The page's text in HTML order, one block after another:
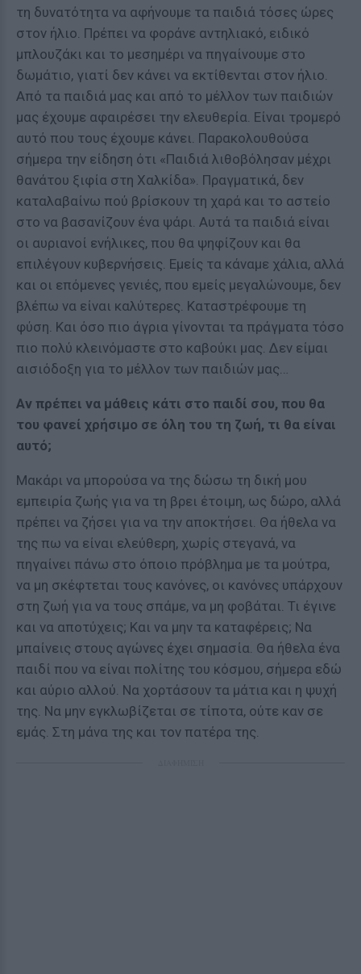
τη δυνατότητα να αφήνουμε τα παιδιά τόσες ώρες
στον ήλιο. Πρέπει να φοράνε αντηλιακό, ειδικό
μπλουζάκι και το μεσημέρι να πηγαίνουμε στο
δωμάτιο, γιατί δεν κάνει να εκτίθενται στον ήλιο.
Από τα παιδιά μας και από το μέλλον των παιδιών
μας έχουμε αφαιρέσει την ελευθερία. Είναι τρομερό
αυτό που τους έχουμε κάνει. Παρακολουθούσα
σήμερα την είδηση ότι «Παιδιά λιθοβόλησαν μέχρι
θανάτου ξιφία στη Χαλκίδα». Πραγματικά, δεν
καταλαβαίνω πού βρίσκουν τη χαρά και το αστείο
στο να βασανίζουν ένα ψάρι. Αυτά τα παιδιά είναι
οι αυριανοί ενήλικες, που θα ψηφίζουν και θα
επιλέγουν κυβερνήσεις. Εμείς τα κάναμε χάλια, αλλά
και οι επόμενες γενιές, που εμείς μεγαλώνουμε, δεν
βλέπω να είναι καλύτερες. Καταστρέφουμε τη
φύση. Και όσο πιο άγρια γίνονται τα πράγματα τόσο
πιο πολύ κλεινόμαστε στο καβούκι μας. Δεν είμαι
αισιόδοξη για το μέλλον των παιδιών μας…
Αν πρέπει να μάθεις κάτι στο παιδί σου, που θα
του φανεί χρήσιμο σε όλη του τη ζωή, τι θα είναι
αυτό;
Μακάρι να μπορούσα να της δώσω τη δική μου
εμπειρία ζωής για να τη βρει έτοιμη, ως δώρο, αλλά
πρέπει να ζήσει για να την αποκτήσει. Θα ήθελα να
της πω να είναι ελεύθερη, χωρίς στεγανά, να
πηγαίνει πάνω στο όποιο πρόβλημα με τα μούτρα,
να μη σκέφτεται τους κανόνες, οι κανόνες υπάρχουν
στη ζωή για να τους σπάμε, να μη φοβάται. Τι έγινε
και να αποτύχεις; Και να μην τα καταφέρεις; Να
μπαίνεις στους αγώνες έχει σημασία. Θα ήθελα ένα
παιδί που να είναι πολίτης του κόσμου, σήμερα εδώ
και αύριο αλλού. Να χορτάσουν τα μάτια και η ψυχή
της. Να μην εγκλωβίζεται σε τίποτα, ούτε καν σε
εμάς. Στη μάνα της και τον πατέρα της.